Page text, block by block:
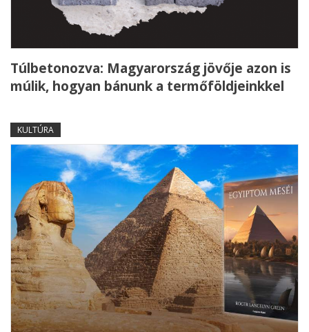
Túlbetonozva: Magyarország jövője azon is
múlik, hogyan bánunk a termőföldjeinkkel
KULTÚRA